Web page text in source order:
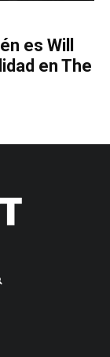
es Will
en The